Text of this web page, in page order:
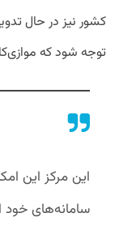
کشور نیز در حال
توجه شود که
این مرکز این
سامانه‌های خود